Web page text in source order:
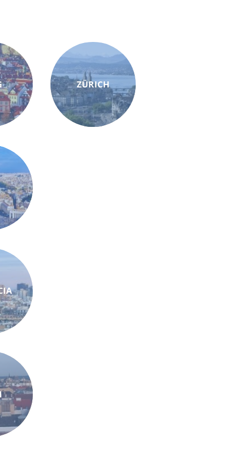
ZÜRICH